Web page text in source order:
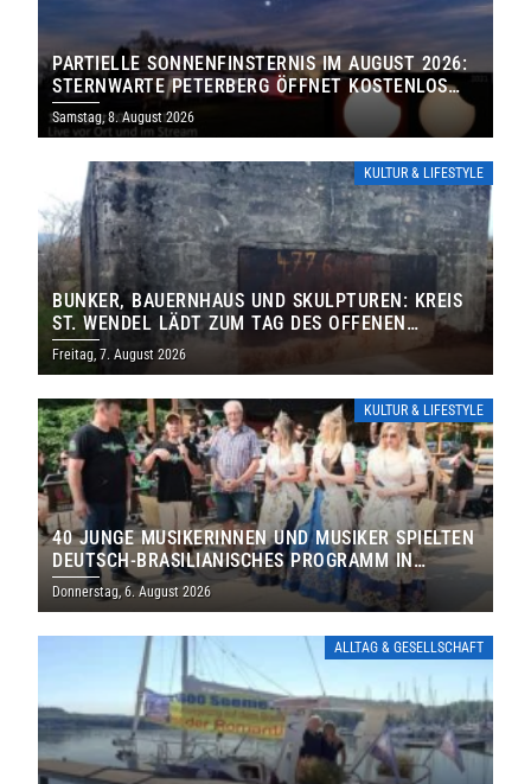
PARTIELLE SONNENFINSTERNIS IM AUGUST 2026:
STERNWARTE PETERBERG ÖFFNET KOSTENLOS
IHRE TORE
Samstag, 8. August 2026
KULTUR & LIFESTYLE
BUNKER, BAUERNHAUS UND SKULPTUREN: KREIS
ST. WENDEL LÄDT ZUM TAG DES OFFENEN
DENKMALS EIN
Freitag, 7. August 2026
KULTUR & LIFESTYLE
40 JUNGE MUSIKERINNEN UND MUSIKER SPIELTEN
DEUTSCH-BRASILIANISCHES PROGRAMM IN
THOLEY
Donnerstag, 6. August 2026
ALLTAG & GESELLSCHAFT